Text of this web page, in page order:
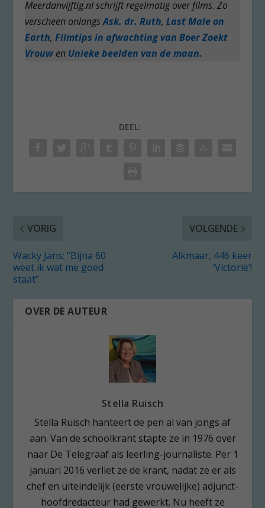
Meerdanvijftig.nl schrijft regelmatig over films. Zo
verscheen onlangsAsk. dr. Ruth,Last Male on
Earth,Filmtips in afwachting van Boer Zoekt
Vrouw en Unieke beelden van de maan.
DEEL:
VORIG
Wacky Jans: “Bijna 60
weet ik wat me goed
staat”
VOLGENDE
Alkmaar, 446 keer
‘Victorie’!
OVER DE AUTEUR
Stella Ruisch
Stella Ruisch hanteert de pen al van jongs af
aan. Van de schoolkrant stapte ze in 1976 over
naar De Telegraaf als leerling-journaliste. Per 1
januari 2016 verliet ze de krant, nadat ze er als
chef en uiteindelijk (eerste vrouwelijke) adjunct-
hoofdredacteur had gewerkt. Nu heeft ze